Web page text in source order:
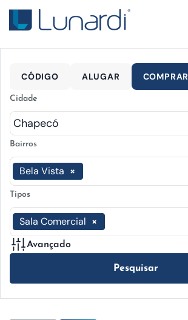
CÓDIGO ALUGAR COMPRAR
Cidade
Bairros
×
Bela Vista
Tipos
×
Sala Comercial
Avançado
Pesquisar